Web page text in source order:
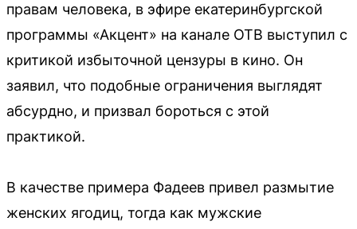
правам человека, в эфире екатеринбургской
программы «Акцент» на канале ОТВ выступил с
критикой избыточной цензуры в кино. Он
заявил, что подобные ограничения выглядят
абсурдно, и призвал бороться с этой
практикой.
В качестве примера Фадеев привел размытие
женских ягодиц, тогда как мужские